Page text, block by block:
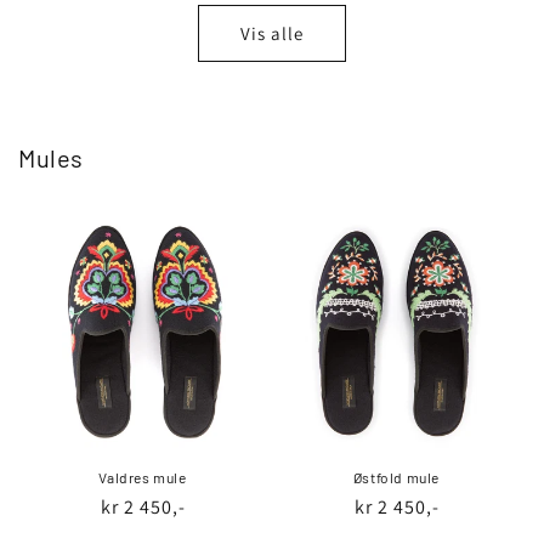
Vis alle
Mules
Valdres mule
Vanlig
kr 2 450,-
Østfold mule
Vanlig
kr 2 450,-